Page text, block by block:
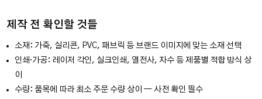
제작 전 확인할 것들
소재: 가죽, 실리콘, PVC, 패브릭 등 브랜드 이미지에 맞는 소재 선택
인쇄·가공: 레이저 각인, 실크인쇄, 열전사, 자수 등 제품별 적합 방식 상
이
수량: 품목에 따라 최소 주문 수량 상이 — 사전 확인 필수